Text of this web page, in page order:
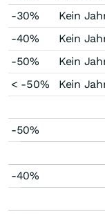
-30%
Kein
-40%
Kein
-50%
Kein
< -50%
Kein
-50%
-40%